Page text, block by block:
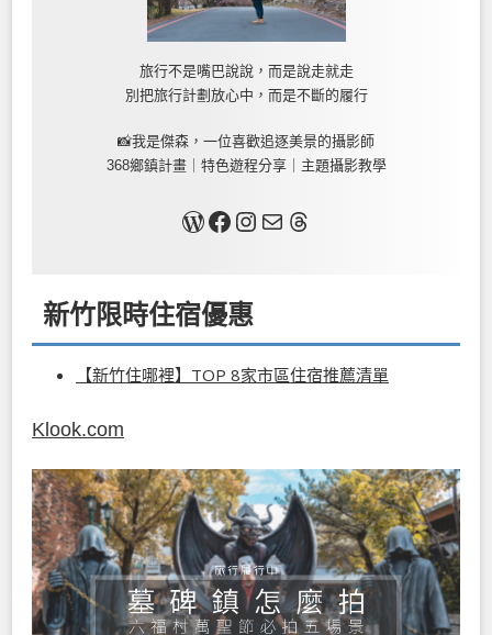
旅行不是嘴巴說說，而是說走就走
別把旅行計劃放心中，而是不斷的履行
📸我是傑森，一位喜歡追逐美景的攝影師
368鄉鎮計畫｜特色遊程分享｜主題攝影教學
關於我Facebook InstagramMail Threads
新竹限時住宿優惠
【新竹住哪裡】TOP 8家市區住宿推薦清單
Klook.com